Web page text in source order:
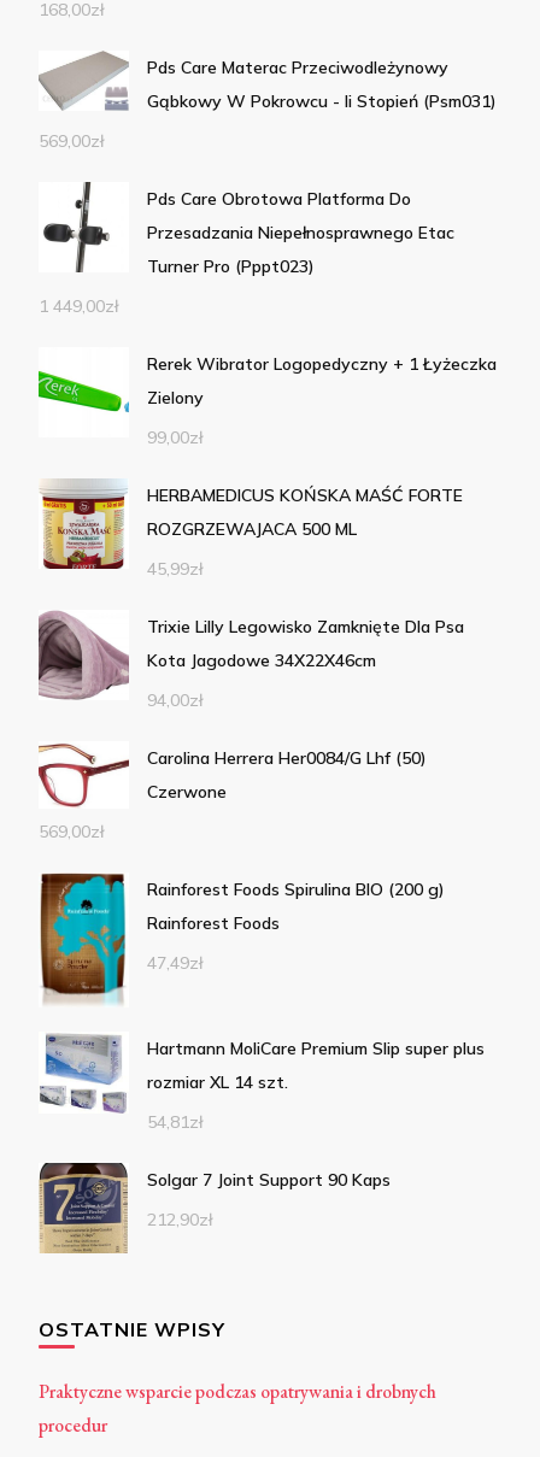
168,00zł
Pds Care Materac Przeciwodleżynowy
Gąbkowy W Pokrowcu - Ii Stopień (Psm031)
569,00zł
Pds Care Obrotowa Platforma Do
Przesadzania Niepełnosprawnego Etac
Turner Pro (Pppt023)
1 449,00zł
Rerek Wibrator Logopedyczny + 1 Łyżeczka
Zielony
99,00zł
HERBAMEDICUS KOŃSKA MAŚĆ FORTE
ROZGRZEWAJACA 500 ML
45,99zł
Trixie Lilly Legowisko Zamknięte Dla Psa
Kota Jagodowe 34X22X46cm
94,00zł
Carolina Herrera Her0084/G Lhf (50)
Czerwone
569,00zł
Rainforest Foods Spirulina BIO (200 g)
Rainforest Foods
47,49zł
Hartmann MoliCare Premium Slip super plus
rozmiar XL 14 szt.
54,81zł
Solgar 7 Joint Support 90 Kaps
212,90zł
OSTATNIE WPISY
Praktyczne wsparcie podczas opatrywania i drobnych
procedur